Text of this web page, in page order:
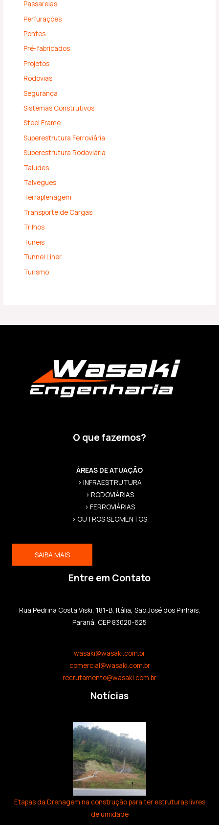
Passarelas
Perfurações
Pontes
Pré-fabricados
Projetos
Rodovias
Segurança
Sistemas Construtivos
Steel Frame
Superestrutura Ferroviária
Superestrutura Rodoviária
Taludes
Talvegues
Terraplenagem
Transporte de Cargas
Trilhos
Túneis
Tunnel Liner
Turismo
O que fazemos?
ÁREAS DE ATUAÇÃO
> INFRAESTRUTURA
> RODOVIÁRIAS
> FERROVIÁRIAS
> OUTROS SEGMENTOS
SAIBA MAIS
Entre em Contato
Rua Pedrina Costa Viski, 181-B, Itália, São José dos Pinhais,
Paraná, CEP 83020-625
wasaki@wasaki.com.br
comercial@wasaki.com.br
recrutamento@wasaki.com.br
Notícias
Etapas da Drenagem na construção para ter estruturas livres
de umidade